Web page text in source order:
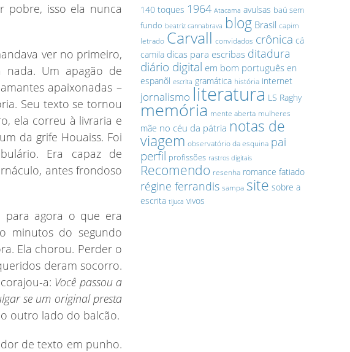
pobre, isso ela nunca
ver no primeiro,
nada. Um apagão de
apaixonadas –
Seu texto se tornou
ela correu à livraria e
da grife Houaiss. Foi
Era capaz de
antes frondoso
para agora o que era
minutos do segundo
Ela chorou. Perder o
deram socorro.
a: Você passou a
se um original presta
outro lado do balcão.
de texto em punho.
140 toques 1964 Atacama avulsas baú sem
fundo beatriz cannabrava blog Brasil capim
letrado Carvall convidados crônica cá
camila dicas para escribas ditadura
diário digital em bom português en
espanõl escrita gramática história internet
jornalismo literatura LS Raghy
memória mente aberta mulheres
mãe no céu da pátria notas de
viagem observatório da esquina pai
perfil profissões rastros digitais
Recomendo resenha romance fatiado
régine ferrandis sampa site sobre a
escrita tijuca vivos